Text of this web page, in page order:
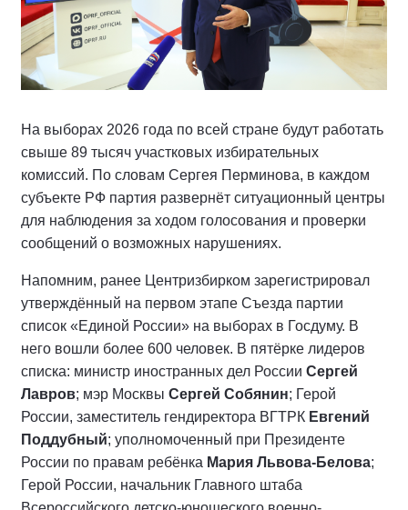
На выборах 2026 года по всей стране будут работать
свыше 89 тысяч участковых избирательных
комиссий. По словам Сергея Перминова, в каждом
субъекте РФ партия развернёт ситуационный центры
для наблюдения за ходом голосования и проверки
сообщений о возможных нарушениях.
Напомним, ранее Центризбирком зарегистрировал
утверждённый на первом этапе Съезда партии
список «Единой России» на выборах в Госдуму. В
него вошли более 600 человек. В пятёрке лидеров
списка: министр иностранных дел России Сергей
Лавров; мэр Москвы Сергей Собянин; Герой
России, заместитель гендиректора ВГТРК Евгений
Поддубный; уполномоченный при Президенте
России по правам ребёнка Мария Львова-Белова;
Герой России, начальник Главного штаба